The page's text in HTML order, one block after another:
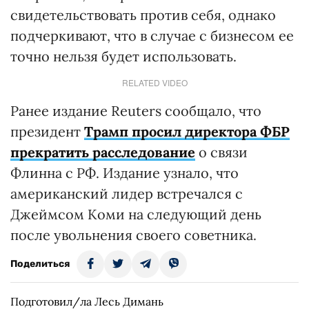
свидетельствовать против себя, однако
подчеркивают, что в случае с бизнесом ее
точно нельзя будет использовать.
RELATED VIDEO
Ранее издание Reuters сообщало, что
президент Трамп просил директора ФБР
прекратить расследование о связи
Флинна с РФ. Издание узнало, что
американский лидер встречался с
Джеймсом Коми на следующий день
после увольнения своего советника.
Поделиться
Подготовил/ла Лесь Димань